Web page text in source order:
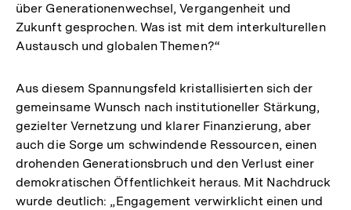
über Generationenwechsel, Vergangenheit und
Zukunft gesprochen. Was ist mit dem interkulturellen
Austausch und globalen Themen?“
Aus diesem Spannungsfeld kristallisierten sich der
gemeinsame Wunsch nach institutioneller Stärkung,
gezielter Vernetzung und klarer Finanzierung, aber
auch die Sorge um schwindende Ressourcen, einen
drohenden Generationsbruch und den Verlust einer
demokratischen Öffentlichkeit heraus. Mit Nachdruck
wurde deutlich: „Engagement verwirklicht einen und